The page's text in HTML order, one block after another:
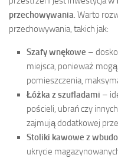
przechowywania. Warto
przechowywania, takich jak:
Szafy wnękowe –
miejsca, ponieważ
pomieszczenia,
Łóżka z szufladami –
pościeli, ubrań czy
zajmują dodatkowej
Stoliki kawowe z
ukrycie